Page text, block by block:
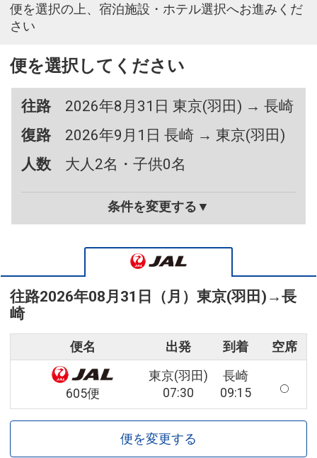
便を選択の上、宿泊施設・ホテル選択へお進みくだ
さい
便を選択してください
往路
2026年8月31日 東京(羽田) → 長崎
復路
2026年9月1日 長崎 → 東京(羽田)
人数
大人2名・子供0名
条件を変更する▼
往路2026年08月31日（月） 東京(羽田) →長
崎
便名 出発 到着 空席
605便
東京(羽田)
07:30
長崎
09:15
便を変更する